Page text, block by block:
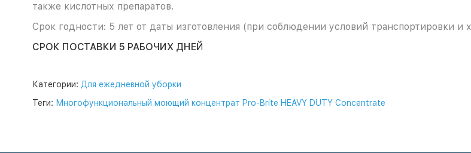
также кислотных препаратов.
Срок годности: 5 лет от даты изготовления (при соблюдении условий транспортировки и
СРОК ПОСТАВКИ 5 РАБОЧИХ ДНЕЙ
Категории: Для ежедневной уборки
Теги: Многофункциональный моющий концентрат Pro-Brite HEAVY DUTY Concentrate